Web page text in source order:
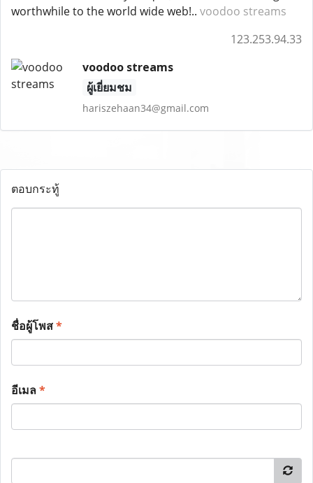
worthwhile to the world wide web!.. voodoo streams
123.253.94.33
voodoo streams
ผู้เยี่ยมชม
hariszehaan34@gmail.com
ตอบกระทู้
ชื่อผู้โพส*
อีเมล*